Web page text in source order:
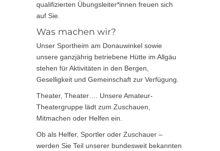
qualifizierten Übungsleiter*innen freuen sich
auf Sie.
Was machen wir?
Unser Sportheim am Donauwinkel sowie
unsere ganzjährig betriebene Hütte im Allgäu
stehen für Aktivitäten in den Bergen,
Geselligkeit und Gemeinschaft zur Verfügung.
Theater, Theater…. Unsere Amateur-
Theatergruppe lädt zum Zuschauen,
Mitmachen oder Helfen ein.
Ob als Helfer, Sportler oder Zuschauer –
werden Sie Teil unserer bundesweit bekannten